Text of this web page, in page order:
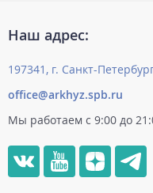
Наш адрес:
197341, г. Санкт-
office@arkhyz.spb.ru
Мы работаем с 9:00 до